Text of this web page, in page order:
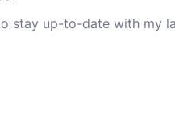
stay up-to-date with my